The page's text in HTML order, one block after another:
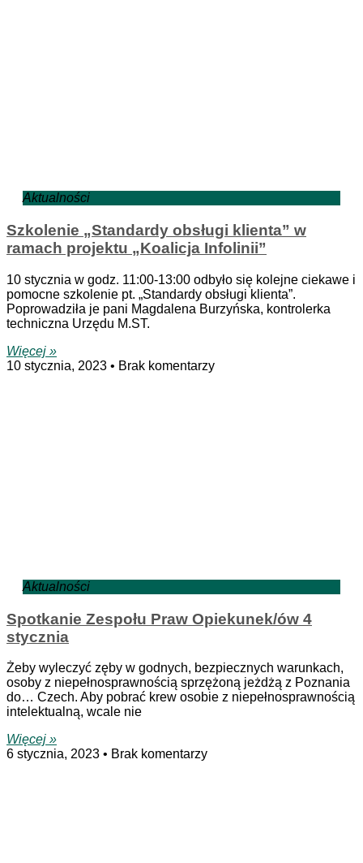
Aktualności
Szkolenie „Standardy obsługi klienta” w
ramach projektu „Koalicja Infolinii”
10 stycznia w godz. 11:00-13:00 odbyło się kolejne ciekawe i
pomocne szkolenie pt. „Standardy obsługi klienta”.
Poprowadziła je pani Magdalena Burzyńska, kontrolerka
techniczna Urzędu M.ST.
Więcej »
10 stycznia, 2023
Brak komentarzy
Aktualności
Spotkanie Zespołu Praw Opiekunek/ów 4
stycznia
Żeby wyleczyć zęby w godnych, bezpiecznych warunkach,
osoby z niepełnosprawnością sprzężoną jeżdżą z Poznania
do… Czech. Aby pobrać krew osobie z niepełnosprawnością
intelektualną, wcale nie
Więcej »
6 stycznia, 2023
Brak komentarzy